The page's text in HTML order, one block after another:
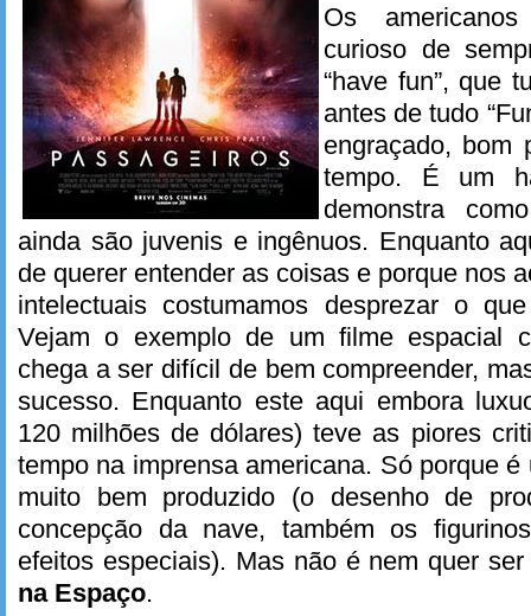
Os
curioso de
“have fun”, que
antes de tudo
engraçado, bom
tempo. É um
demonstra
ainda são juvenis e ingênuos. Enquanto
de querer entender as coisas e porque nos
intelectuais costumamos desprezar o
Vejam o exemplo de um filme espacial
chega a ser difícil de bem compreender,
sucesso. Enquanto este aqui embora
120 milhões de dólares) teve as piores
tempo na imprensa americana. Só porque
muito bem produzido (o desenho de
concepção da nave, também os
efeitos especiais). Mas não é nem quer
na Espaço.